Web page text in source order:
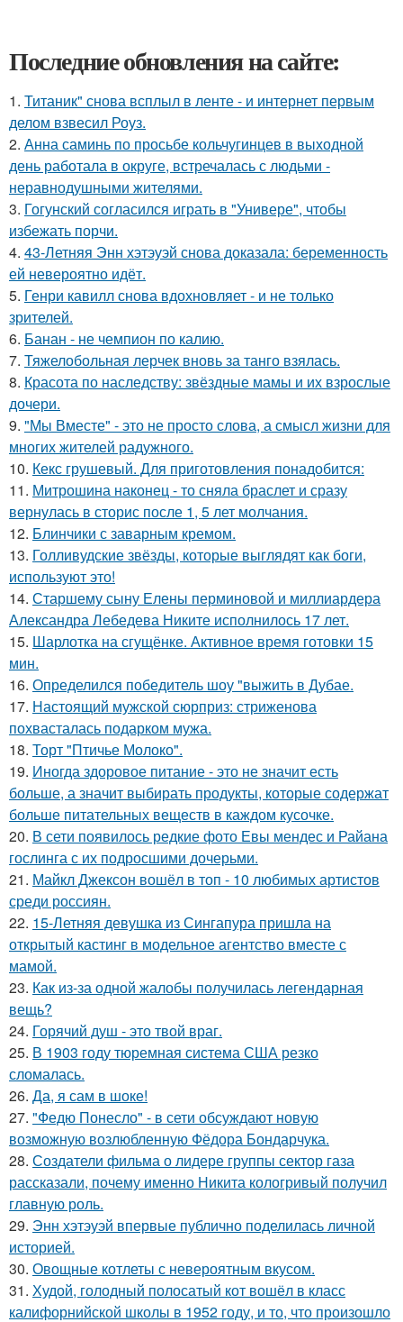
Последние обновления на сайте:
1. Титаник" снова всплыл в ленте - и интернет первым
делом взвесил Роуз.
2. Анна саминь по просьбе кольчугинцев в выходной
день работала в округе, встречалась с людьми -
неравнодушными жителями.
3. Гогунский согласился играть в "Универе", чтобы
избежать порчи.
4. 43-Летняя Энн хэтэуэй снова доказала: беременность
ей невероятно идёт.
5. Генри кавилл снова вдохновляет - и не только
зрителей.
6. Банан - не чемпион по калию.
7. Тяжелобольная лерчек вновь за танго взялась.
8. Красота по наследству: звёздные мамы и их взрослые
дочери.
9. "Мы Вместе" - это не просто слова, а смысл жизни для
многих жителей радужного.
10. Кекс грушевый. Для приготовления понадобится:
11. Митрошина наконец - то сняла браслет и сразу
вернулась в сторис после 1, 5 лет молчания.
12. Блинчики с заварным кремом.
13. Голливудские звёзды, которые выглядят как боги,
используют это!
14. Старшему сыну Елены перминовой и миллиардера
Александра Лебедева Никите исполнилось 17 лет.
15. Шарлотка на сгущёнке. Активное время готовки 15
мин.
16. Определился победитель шоу "выжить в Дубае.
17. Настоящий мужской сюрприз: стриженова
похвасталась подарком мужа.
18. Торт "Птичье Молоко".
19. Иногда здоровое питание - это не значит есть
больше, а значит выбирать продукты, которые содержат
больше питательных веществ в каждом кусочке.
20. В сети появилось редкие фото Евы мендес и Райана
гослинга с их подросшими дочерьми.
21. Майкл Джексон вошёл в топ - 10 любимых артистов
среди россиян.
22. 15-Летняя девушка из Сингапура пришла на
открытый кастинг в модельное агентство вместе с
мамой.
23. Как из-за одной жалобы получилась легендарная
вещь?
24. Горячий душ - это твой враг.
25. В 1903 году тюремная система США резко
сломалась.
26. Да, я сам в шоке!
27. "Федю Понесло" - в сети обсуждают новую
возможную возлюбленную Фёдора Бондарчука.
28. Создатели фильма о лидере группы сектор газа
рассказали, почему именно Никита кологривый получил
главную роль.
29. Энн хэтэуэй впервые публично поделилась личной
историей.
30. Овощные котлеты с невероятным вкусом.
31. Худой, голодный полосатый кот вошёл в класс
калифорнийской школы в 1952 году, и то, что произошло